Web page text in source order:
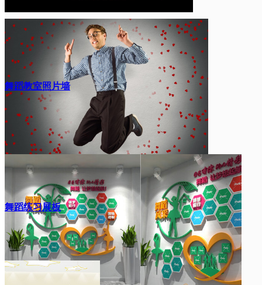
舞蹈教室照片墙
舞蹈练习展板